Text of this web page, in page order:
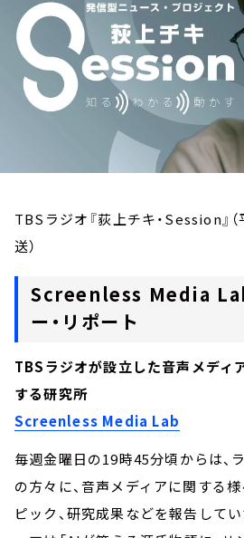
TBSラジオ『荻上チキ・Session』
送）
Screenless Media
ー・リポート
TBSラジオが設立した音声メディ
する研究所
Screenless Media Lab
毎週金曜日の19時45分頃からは
の方々に、音声メディアに関する
ピック、研究成果などを報告して